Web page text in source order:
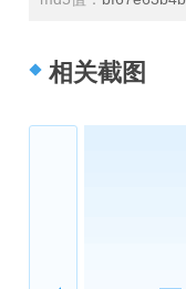
相关截图